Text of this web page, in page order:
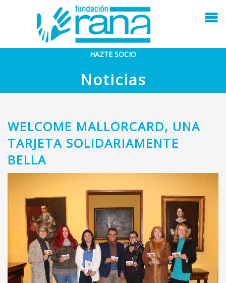
HAZTE SOCIO
Noticias
WELCOME MALLORCARD, UNA
TARJETA SOLIDARIAMENTE
BELLA